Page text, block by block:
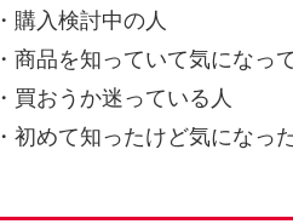
・購入検討中の人
・商品を知っていて気になっ
・買おうか迷っている人
・初めて知ったけど気になっ